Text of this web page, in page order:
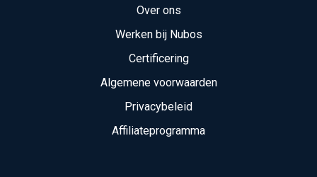
Over ons
Werken bij Nubos
Certificering
Algemene voorwaarden
Privacybeleid
Affiliateprogramma